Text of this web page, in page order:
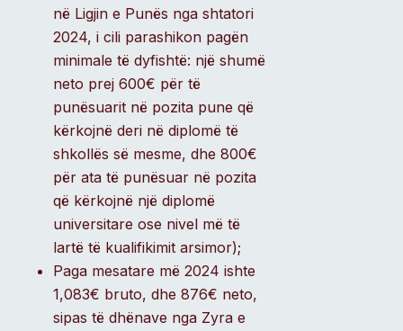
në Ligjin e Punës nga shtatori
2024, i cili parashikon pagën
minimale të dyfishtë: një shumë
neto prej 600€ për të
punësuarit në pozita pune që
kërkojnë deri në diplomë të
shkollës së mesme, dhe 800€
për ata të punësuar në pozita
që kërkojnë një diplomë
universitare ose nivel më të
lartë të kualifikimit arsimor);
Paga mesatare më 2024 ishte
1,083€ bruto, dhe 876€ neto,
sipas të dhënave nga Zyra e